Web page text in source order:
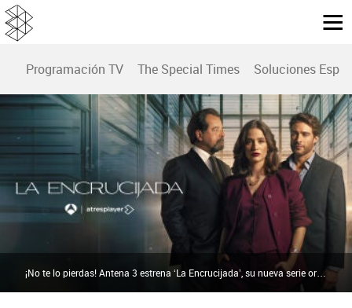
Programación TV The Special Times Soluciones